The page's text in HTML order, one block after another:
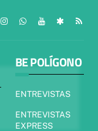
BE POLÍGONO
ENTREVISTAS
ENTREVISTAS
EXPRESS